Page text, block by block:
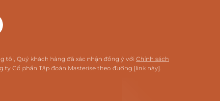
tôi, Quý khách hàng đã xác nhận đồng ý với Chính sách
ty Cổ phần Tập đoàn Masterise theo đường [link này].